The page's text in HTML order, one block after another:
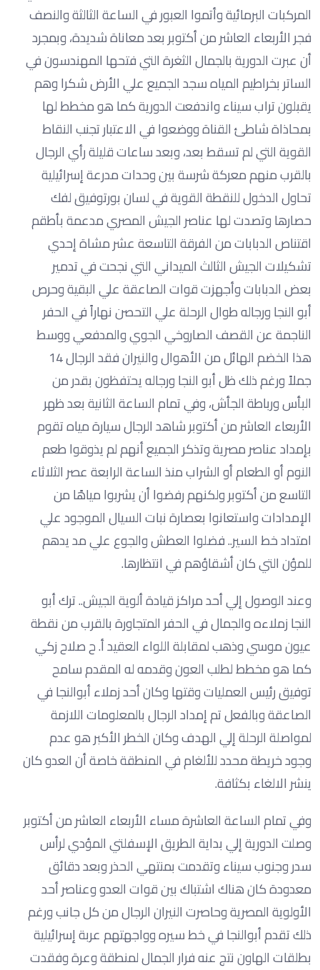
المركبات البرمائية وأتموا العبور في الساعة الثالثة والنصف
فجر الأربعاء العاشر من أكتوبر بعد معاناة شديدة، وبمجرد
أن عبرت الدورية بالجمال الثغرة التي فتحها المهندسون في
الساتر بخراطيم المياه سجد الجميع علي الأرض شكرا وهم
يقبلون تراب سيناء واندفعت الدورية كما هو مخطط لها
بمحاذاة شاطئ القناة ووضعوا في الاعتبار تجنب النقاط
القوية التي لم تسقط بعد، وبعد ساعات قليلة رأي الرجال
بالقرب منهم معركة شرسة بين وحدات مدرعة إسرائيلية
تحاول الدخول للنقطة القوية في لسان بورتوفيق لفك
حصارها وتصدت لها عناصر الجيش المصري مدعمة بأطقم
اقتناص الدبابات من الفرقة التاسعة عشر مشاة إحدي
تشكيلات الجيش الثالث الميداني التي نجحت في تدمير
بعض الدبابات وأجهزت قوات الصاعقة علي البقية وحرص
أبو النجا ورجاله طوال الرحلة علي التحصن نهاراً في الحفر
الناجمة عن القصف الصاروخي الجوي والمدفعي ووسط
هذا الخضم الهائل من الأهوال والنيران فقد الرجال 14
جملاً ورغم ذلك ظل أبو النجا ورجاله يحتفظون بقدر من
البأس ورباطة الجأش، وفي تمام الساعة الثانية بعد ظهر
الأربعاء العاشر من أكتوبر شاهد الرجال سيارة مياه تقوم
بإمداد عناصر مصرية وتذكر الجميع أنهم لم يذوقوا طعم
النوم أو الطعام أو الشراب منذ الساعة الرابعة عصر الثلاثاء
التاسع من أكتوبر ولكنهم رفضوا أن يشربوا مياهًا من
الإمدادات واستعانوا بعصارة نبات السيال الموجود علي
امتداد خط السير.. فضلوا العطش والجوع علي مد يدهم
للمؤن التي كان أشقاؤهم في انتظارها.
وعند الوصول إلي أحد مراكز قيادة ألوية الجيش.. ترك أبو
النجا زملاءه والجمال في الحفر المتجاورة بالقرب من نقطة
عيون موسي وذهب لمقابلة اللواء العقيد أ. ح صلاح زكي
كما هو مخطط لطلب العون وقدمه له المقدم سامح
توفيق رئيس العمليات وقتها وكان أحد زملاء أبوالنجا في
الصاعقة وبالفعل تم إمداد الرجال بالمعلومات اللازمة
لمواصلة الرحلة إلي الهدف وكان الخطر الأكبر هو عدم
وجود خريطة محدد للألغام في المنطقة خاصة أن العدو كان
ينشر الالغاء بكثافة.
وفي تمام الساعة العاشرة مساء الأربعاء العاشر من أكتوبر
وصلت الدورية إلي بداية الطريق الإسفلتي المؤدي لرأس
سدر وجنوب سيناء وتقدمت بمنتهي الحذر وبعد دقائق
معدودة كان هناك اشتباك بين قوات العدو وعناصر أحد
الأولوية المصرية وحاصرت النيران الرجال من كل جانب ورغم
ذلك تقدم أبوالنجا في خط سيره وواجهتهم عربة إسرائيلية
بطلقات الهاون نتج عنه فرار الجمال لمنطقة وعرة وفقدت